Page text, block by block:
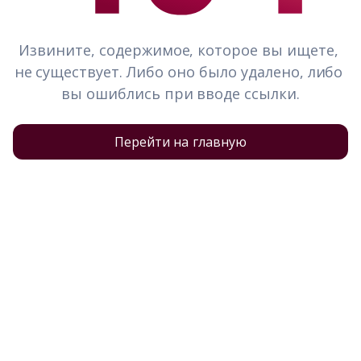
Извините, содержимое, которое вы ищете,
не существует. Либо оно было удалено, либо
вы ошиблись при вводе ссылки.
Перейти на главную